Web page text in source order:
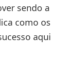
sendo a
como os
aqui